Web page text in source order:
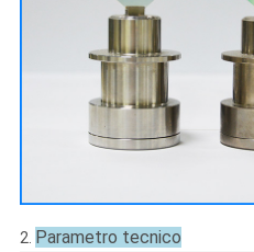
2. Parametro tecnico